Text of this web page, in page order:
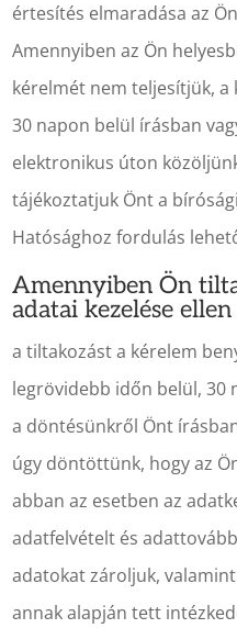
értesítés elmaradása az
Amennyiben az Ön
kérelmét nem teljesítjük, a
30 napon belül írásban
elektronikus úton
tájékoztatjuk Önt a
Hatósághoz fordulás
Amennyiben Ön
adatai kezelése ellen
a tiltakozást a kérelem
legrövidebb időn belül, 30
a döntésünkről Önt
úgy döntöttünk, hogy az
abban az esetben az
adatfelvételt és
adatokat zároljuk,
annak alapján tett